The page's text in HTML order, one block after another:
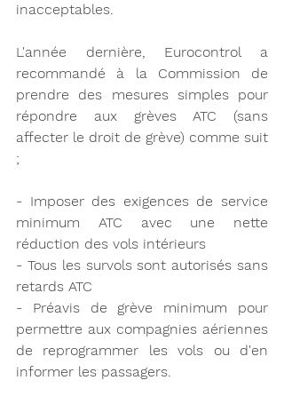
inacceptables.
L'année dernière, Eurocontrol a
recommandé à la Commission de
prendre des mesures simples pour
répondre aux grèves ATC (sans
affecter le droit de grève) comme suit
;
- Imposer des exigences de service
minimum ATC avec une nette
réduction des vols intérieurs
- Tous les survols sont autorisés sans
retards ATC
- Préavis de grève minimum pour
permettre aux compagnies aériennes
de reprogrammer les vols ou d'en
informer les passagers.